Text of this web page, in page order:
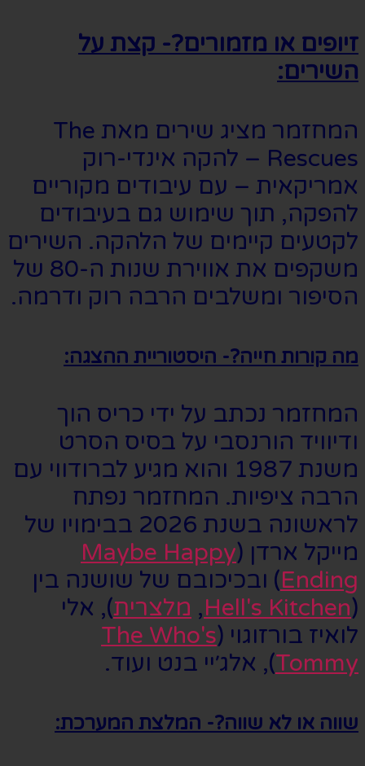
זיופים או מזמורים?- קצת על
השירים:
המחזמר מציג שירים מאת The
Rescues – להקה אינדי-רוק
אמריקאית – עם עיבודים מקוריים
להפקה, תוך שימוש גם בעיבודים
לקטעים קיימים של הלהקה. השירים
משקפים את אווירת שנות ה-80 של
הסיפור ומשלבים הרבה רוק ודרמה.
מה קורות חייה?- היסטוריית ההצגה:
המחזמר נכתב על ידי כריס הוך
ודיוויד הורנסבי על בסיס הסרט
משנת 1987 והוא מגיע לברודווי עם
הרבה ציפיות. המחזמר נפתח
לראשונה בשנת 2026 בבימויו של
מייקל ארדן (Maybe Happy
Ending) ובכיכובם של שושנה בין
(
Hell's Kitchen
, מלצרית), אלי
לואיז בורזוגוי (The Who's
Tommy), אלג׳יי בנט ועוד.
שווה או לא שווה?- המלצת המערכת: